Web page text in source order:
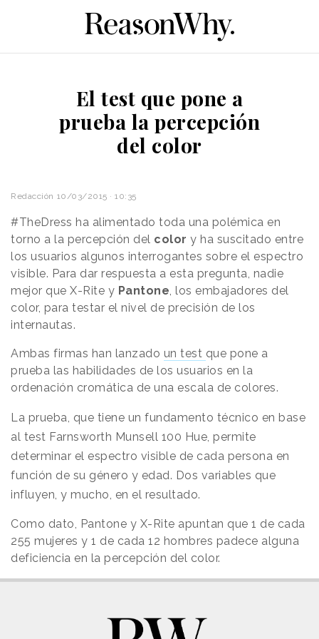
El test que pone a
prueba la percepción
del color
Redacción 10/03/2015 · 10:35
#TheDress ha alimentado toda una polémica en
torno a la percepción del color y ha suscitado entre
los usuarios algunos interrogantes sobre el espectro
visible. Para dar respuesta a esta pregunta, nadie
mejor que X-Rite y Pantone , los embajadores del
color, para testar el nivel de precisión de los
internautas.
Ambas firmas han lanzado un test que pone a
prueba las habilidades de los usuarios en la
ordenación cromática de una escala de colores.
La prueba, que tiene un fundamento técnico en base
al test Farnsworth Munsell 100 Hue, permite
determinar el espectro visible de cada persona en
función de su género y edad. Dos variables que
influyen, y mucho, en el resultado.
Como dato, Pantone y X-Rite apuntan que 1 de cada
255 mujeres y 1 de cada 12 hombres padece alguna
deficiencia en la percepción del color.